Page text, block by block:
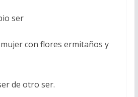
ser
con flores ermitaños y
de otro ser.